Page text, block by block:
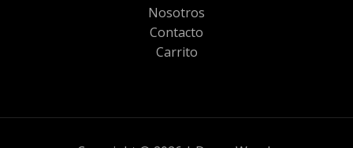
Nosotros
Contacto
Carrito